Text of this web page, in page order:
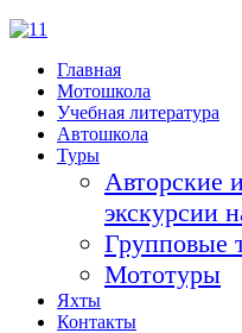
Главная
Мотошкола
Учебная литература
Автошкола
Туры
Авторские
экскурсии
Групповые
Мототуры
Яхты
Контакты